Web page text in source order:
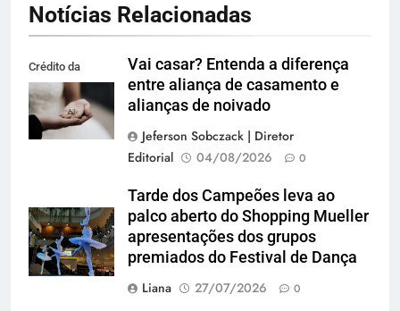
Notícias Relacionadas
Crédito da
imagem: Pexels
Vai casar? Entenda a diferença
entre aliança de casamento e
alianças de noivado
Jeferson Sobczack | Diretor
Editorial
04/08/2026 0
Tarde dos Campeões leva ao
palco aberto do Shopping Mueller
apresentações dos grupos
premiados do Festival de Dança
Liana
27/07/2026 0